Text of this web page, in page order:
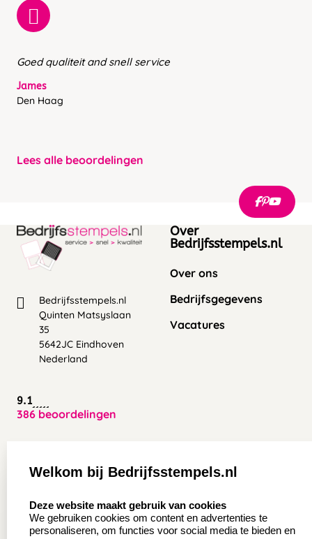
Goed qualiteit and snell service
James
Den Haag
Lees alle beoordelingen
Bedrijfsstempels.nl
Quinten Matsyslaan
35
5642JC Eindhoven
Nederland
9.1
386 beoordelingen
Over
Bedrijfsstempels.nl
Over ons
Bedrijfsgegevens
Vacatures
Aanvraag op maat
Wederverkoper
worden
Contact opnemen
Veel gestelde vragen
Retourneren
Welkom bij Bedrijfsstempels.nl
Deze website maakt gebruik van cookies
We gebruiken cookies om content en advertenties te
personaliseren, om functies voor social media te bieden en